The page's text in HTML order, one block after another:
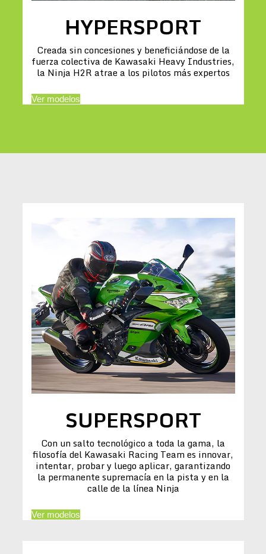
HYPERSPORT
Creada sin concesiones y beneficiándose de la
fuerza colectiva de Kawasaki Heavy Industries,
la Ninja H2R atrae a los pilotos más expertos
Ver modelos
SUPERSPORT
Con un salto tecnológico a toda la gama, la
filosofía del Kawasaki Racing Team es innovar,
intentar, probar y luego aplicar, garantizando
la permanente supremacía en la pista y en la
calle de la línea Ninja
Ver modelos